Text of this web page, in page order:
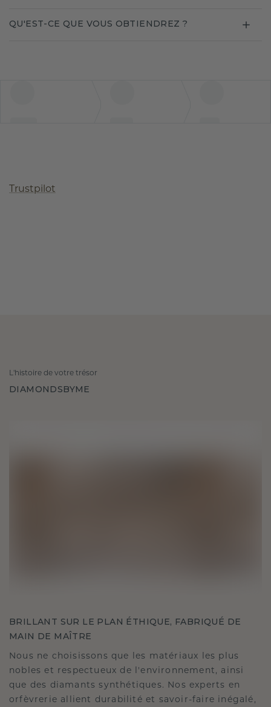
QU'EST-CE QUE VOUS OBTIENDREZ ?
Trustpilot
L'histoire de votre trésor
DIAMONDSBYME
BRILLANT SUR LE PLAN ÉTHIQUE, FABRIQUÉ DE
MAIN DE MAÎTRE
Nous ne choisissons que les matériaux les plus
nobles et respectueux de l'environnement, ainsi
que des diamants synthétiques. Nos experts en
orfèvrerie allient durabilité et savoir-faire inégalé,